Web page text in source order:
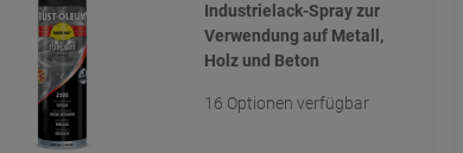
Industrielack-Spray zur
Verwendung auf Metall,
Holz und Beton
16 Optionen verfügbar